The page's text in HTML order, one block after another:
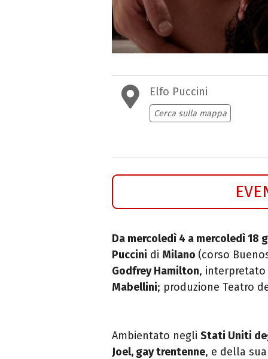
Elfo Puccini
Cerca sulla mappa
Da mercoledì 4 a mercoledì 18
Puccini di Milano (corso
Godfrey Hamilton,
Mabellini; produzione Teatro
Ambientato negli Stati Uniti
Joel, gay trentenne, e della